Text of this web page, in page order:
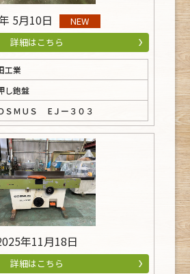
5月10日
NEW
詳細はこちら
工業
し鉋盤
ＳＭＵＳ EＪー３０３
年11月18日
詳細はこちら